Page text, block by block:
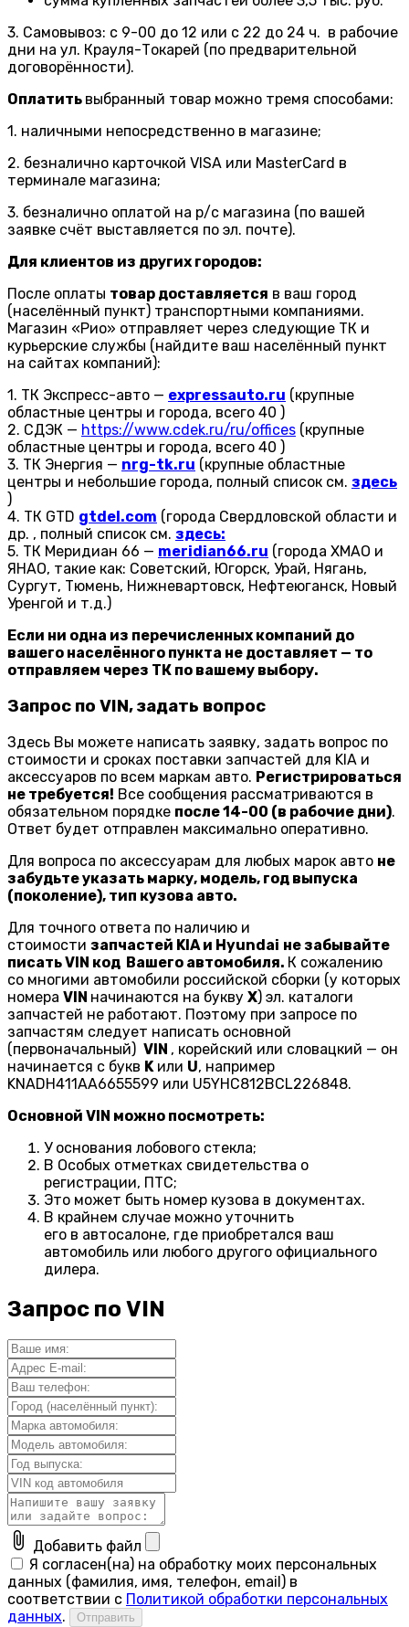
3. Самовывоз: с 9-00 до 12 или с 22 до 24 ч. в рабочие
дни на ул. Крауля-Токарей (по предварительной
договорённости).
Оплатить выбранный товар можно тремя способами:
1. наличными непосредственно в магазине;
2. безналично карточкой VISA или MasterCard в
терминале магазина;
3. безналично оплатой на р/с магазина (по вашей
заявке счёт выставляется по эл. почте).
Для клиентов из других городов:
После оплаты товар доставляется в ваш город
(населённый пункт) транспортными компаниями.
Магазин «Рио» отправляет через следующие ТК и
курьерские службы (найдите ваш населённый пункт
на сайтах компаний):
1. ТК Экспресс-авто — expressauto.ru (крупные
областные центры и города, всего 40 )
2. СДЭК — https://www.cdek.ru/ru/offices (крупные
областные центры и города, всего 40 )
3. ТК Энергия — nrg-tk.ru (крупные областные
центры и небольшие города, полный список см. здесь
)
4. ТК GTD gtdel.com (города Свердловской области и
др. , полный список см. здесь:
5. ТК Меридиан 66 — meridian66.ru (города ХМАО и
ЯНАО, такие как: Советский, Югорск, Урай, Нягань,
Сургут, Тюмень, Нижневартовск, Нефтеюганск, Новый
Уренгой и т.д.)
Если ни одна из перечисленных компаний до
вашего населённого пункта не доставляет — то
отправляем через ТК по вашему выбору.
Запрос по VIN, задать вопрос
Здесь Вы можете написать заявку, задать вопрос по
стоимости и сроках поставки запчастей для KIA и
аксессуаров по всем маркам авто. Регистрироваться
не требуется! Все сообщения рассматриваются в
обязательном порядке после 14-00 (в рабочие дни).
Ответ будет отправлен максимально оперативно.
Для вопроса по аксессуарам для любых марок авто не
забудьте указать марку, модель, год выпуска
(поколение), тип кузова авто.
Для точного ответа по наличию и
стоимости запчастей KIA и Hyundai не забывайте
писать VIN код Вашего автомобиля. К сожалению
со многими автомобили российской сборки (у которых
номера VIN начинаются на букву X) эл. каталоги
запчастей не работают. Поэтому при запросе по
запчастям следует написать основной
(первоначальный) VIN , корейский или словацкий — он
начинается с букв K или U, например
KNADH411AA6655599 или U5YHC812BCL226848.
Основной VIN можно посмотреть:
У основания лобового стекла;
В Особых отметках свидетельства о
регистрации, ПТС;
Это может быть номер кузова в документах.
В крайнем случае можно уточнить
его в автосалоне, где приобретался ваш
автомобиль или любого другого официального
дилера.
Запрос по VIN
attach_file Добавить файл
Я согласен(на) на обработку моих персональных
данных (фамилия, имя, телефон, email) в
соответствии с Политикой обработки персональных
данных. Отправить